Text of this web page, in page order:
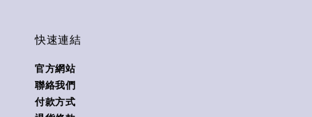
快速連結
官方網站
聯絡我們
付款方式